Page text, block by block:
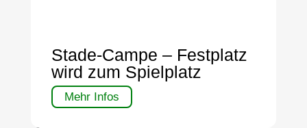
Stade-Campe – Festplatz
wird zum Spielplatz
Mehr Infos